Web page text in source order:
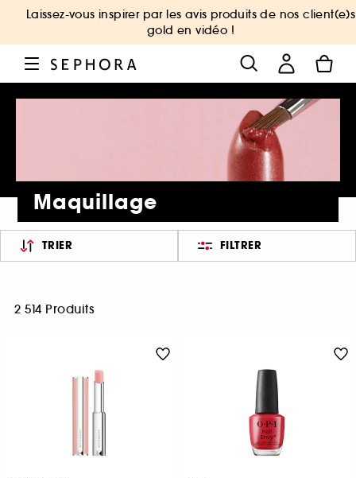
Laissez-vous inspirer par les avis produits de nos client(e)s
gold en vidéo !
Maquillage
TRIER FILTRER
2 514 Produits